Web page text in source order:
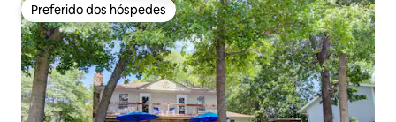
Preferido dos hóspedes
Preferido dos hóspedes